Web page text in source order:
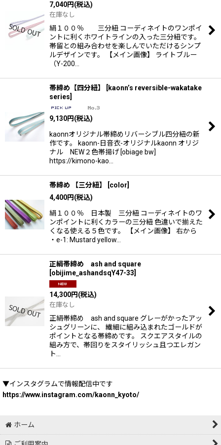
7,040円(税込)
在庫なし
絹１００％ 三分紐 コーディネイトのワンポイ
ントに利くホワイトラインの入った三分紐です。
帯留との組み合わせを楽しんでいただけるシンプ
ルデザインです。 【メイン画像】 ライトブルー
（Y-200…
帯締め【四分紐】
kaonn’s reversible-wakatake
series
9,130円(税込)
kaonnオリジナル帯締めリバーシブル四分紐の新
作です。 kaonn-日音衣-オリジナルkaonn オリジ
ナル NEW２色帯揚げ [obiage bw]
https://kimono-kao…
帯締め 【三分紐】 color
4,400円(税込)
絹１００％ 日本製 三分紐 コーディネイトのワ
ンポイントに利くカラーの三分紐 色違いで揃えた
くなる使える５色です。 【メイン画像】 右から
・e-1: Mustard yellow…
正絹帯締め ash and square
obijime_ashandsqY47-33
14,300円(税込)
在庫なし
正絹帯締め ash and square グレーがかったアッ
シュグリーンに、 繊細に組み込まれたゴールドが
ポイントとなる帯締めです。 スクエアスタイルの
組み方で、帯回りをスタイリッシュ且つエレガン
ト…
▼インスタグラムで情報配信中です
https://www.instagram.com/kaonn_kyoto/
ホーム